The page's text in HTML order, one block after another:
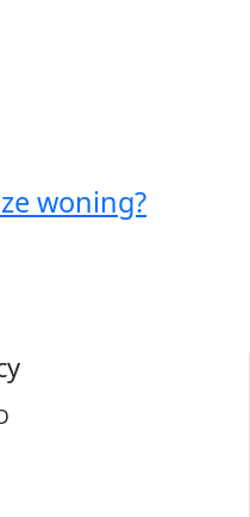
woning?